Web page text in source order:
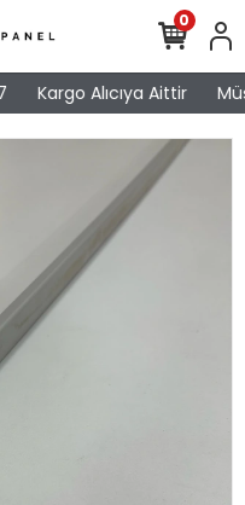
Kargo Alıcıya Aittir
0